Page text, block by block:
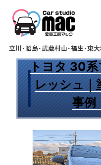
立川･昭島･武蔵村山･福生･東
トヨタ 30系
レッシュ｜
事例